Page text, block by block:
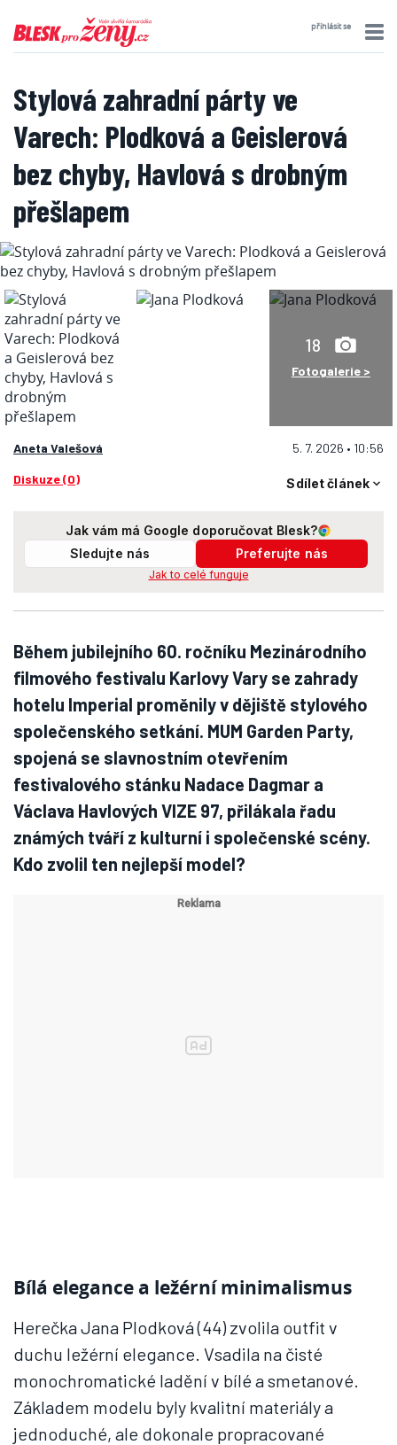
přihlásit se
Stylová zahradní párty ve
Varech: Plodková a Geislerová
bez chyby, Havlová s drobným
přešlapem
18
Fotogalerie >
Aneta Valešová 5. 7. 2026 • 10:56
Diskuze (0) Sdílet článek
Jak vám má Google doporučovat Blesk?
Sledujte nás
Preferujte nás
Jak to celé funguje
Během jubilejního 60. ročníku Mezinárodního
filmového festivalu Karlovy Vary se zahrady
hotelu Imperial proměnily v dějiště stylového
společenského setkání. MUM Garden Party,
spojená se slavnostním otevřením
festivalového stánku Nadace Dagmar a
Václava Havlových VIZE 97, přilákala řadu
známých tváří z kulturní i společenské scény.
Kdo zvolil ten nejlepší model?
Bílá elegance a ležérní minimalismus
Herečka Jana Plodková (44) zvolila outfit v
duchu ležérní elegance. Vsadila na čisté
monochromatické ladění v bílé a smetanové.
Základem modelu byly kvalitní materiály a
jednoduché, ale dokonale propracované